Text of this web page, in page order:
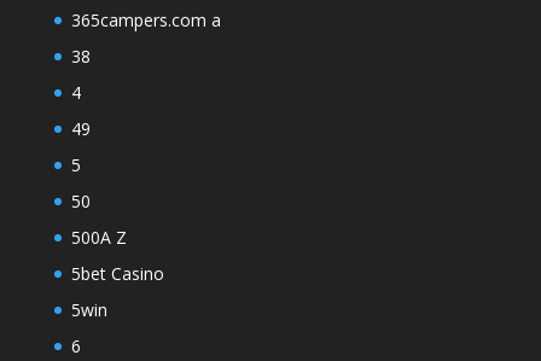
365campers.com a
38
4
49
5
50
500A Z
5bet Casino
5win
6